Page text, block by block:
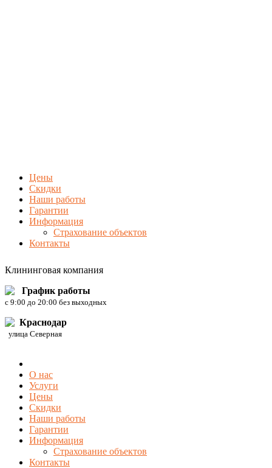
Цены
Скидки
Наши работы
Гарантии
Информация
Страхование объектов
Контакты
Клининговая компания
График работы
c 9:00 до 20:00 без выходных
Краснодар
улица Северная
О нас
Услуги
Цены
Скидки
Наши работы
Гарантии
Информация
Страхование объектов
Контакты